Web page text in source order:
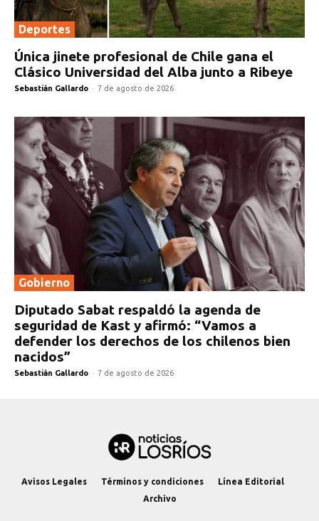
Deportes
Única jinete profesional de Chile gana el
Clásico Universidad del Alba junto a Ribeye
Sebastián Gallardo - 7 de agosto de 2026
Gobierno
Diputado Sabat respaldó la agenda de
seguridad de Kast y afirmó: “Vamos a
defender los derechos de los chilenos bien
nacidos”
Sebastián Gallardo - 7 de agosto de 2026
Avisos Legales Términos y condiciones
Línea Editorial
Archivo